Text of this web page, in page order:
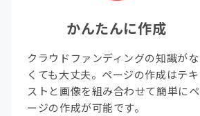
かんたんに作成
クラウドファンディングの知識がな
くても大丈夫。ページの作成はテキ
ストと画像を組み合わせて簡単にペ
ージの作成が可能です。